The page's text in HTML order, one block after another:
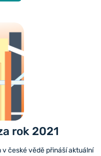
rok 2021
české vědě přináší aktuální